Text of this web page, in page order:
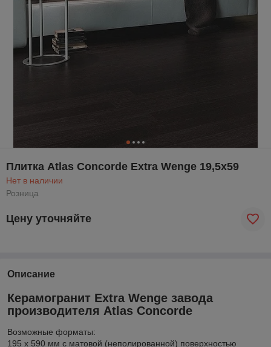
Плитка Atlas Concorde Extra Wenge 19,5х59
Нет в наличии
Розница
Цену уточняйте
Описание
Керамогранит Extra Wenge завода
производителя Atlas Concorde
Возможные форматы:
195 x 590 мм с матовой (неполированной) поверхностью